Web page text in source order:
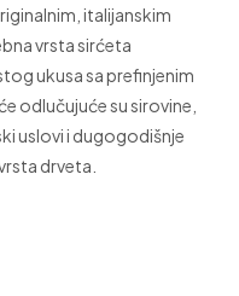
italijanskim
vrsta sirćeta
ukusa sa prefinjenim
odlučujuće su sirovine,
uslovi i dugogodišnje
drveta.